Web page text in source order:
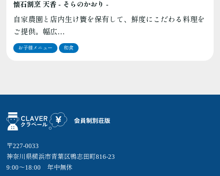
懐石割烹 天香 - そらのかおり -
自家農園と店内生け簀を保有して、鮮度にこだわる料理を
ご提供。幅広…
お子様メニュー 和食
〒227-0033
神奈川県横浜市青葉区鴨志田町816-23
9:00～18:00 年中無休